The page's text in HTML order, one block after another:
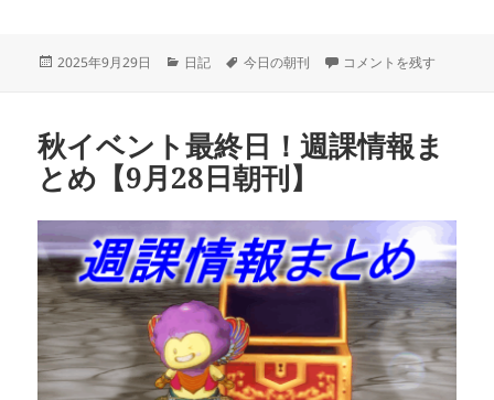
投
2025年9月29日
カ
ー
日記
タ
今日の朝刊 超ドラクエⅩTV新情報
コメントを残す
秋イベント最終日！週課情報ま
とめ【9月28日朝刊】